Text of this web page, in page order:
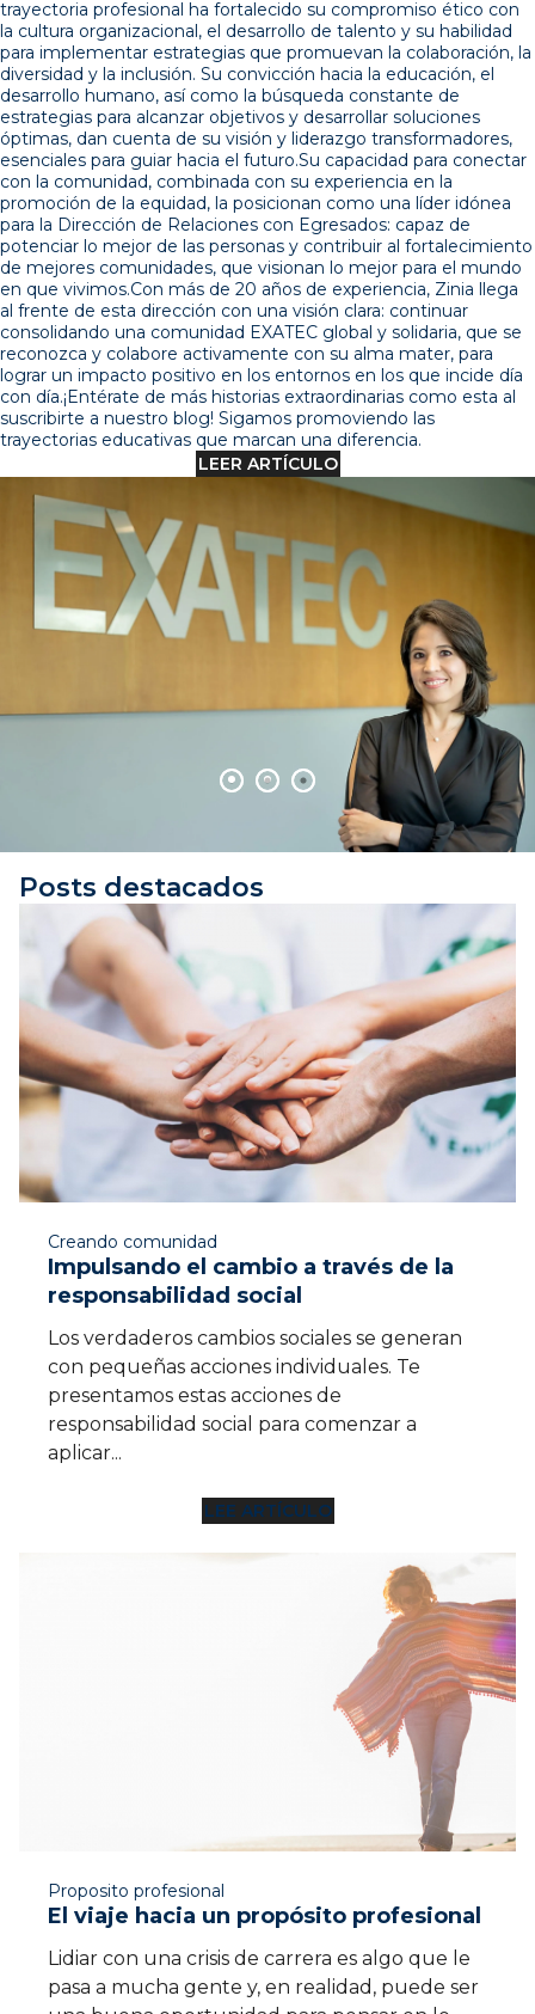
trayectoria profesional ha fortalecido su compromiso ético con
la cultura organizacional, el desarrollo de talento y su habilidad
para implementar estrategias que promuevan la colaboración, la
diversidad y la inclusión. Su convicción hacia la educación, el
desarrollo humano, así como la búsqueda constante de
estrategias para alcanzar objetivos y desarrollar soluciones
óptimas, dan cuenta de su visión y liderazgo transformadores,
esenciales para guiar hacia el futuro.Su capacidad para conectar
con la comunidad, combinada con su experiencia en la
promoción de la equidad, la posicionan como una líder idónea
para la Dirección de Relaciones con Egresados: capaz de
potenciar lo mejor de las personas y contribuir al fortalecimiento
de mejores comunidades, que visionan lo mejor para el mundo
en que vivimos.Con más de 20 años de experiencia, Zinia llega
al frente de esta dirección con una visión clara: continuar
consolidando una comunidad EXATEC global y solidaria, que se
reconozca y colabore activamente con su alma mater, para
lograr un impacto positivo en los entornos en los que incide día
con día.¡Entérate de más historias extraordinarias como esta al
suscribirte a nuestro blog! Sigamos promoviendo las
trayectorias educativas que marcan una diferencia.
LEER ARTÍCULO
Posts destacados
Creando comunidad
Impulsando el cambio a través de la
responsabilidad social
Los verdaderos cambios sociales se generan
con pequeñas acciones individuales. Te
presentamos estas acciones de
responsabilidad social para comenzar a
aplicar...
LEE ARTÍCULO
Proposito profesional
El viaje hacia un propósito profesional
Lidiar con una crisis de carrera es algo que le
pasa a mucha gente y, en realidad, puede ser